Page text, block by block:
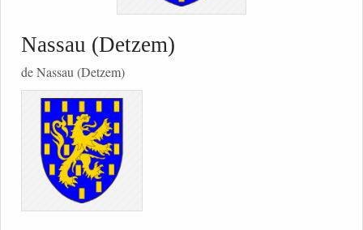
Nassau (Detzem)
de Nassau (Detzem)